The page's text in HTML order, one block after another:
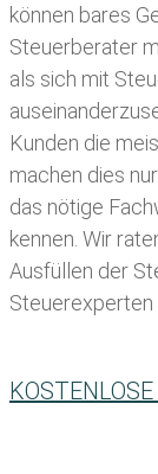
können bares
Steuerberater
als sich mit
Kunden die
machen dies
das nötige
kennen. Wir
Ausfüllen der
Steuerexperten